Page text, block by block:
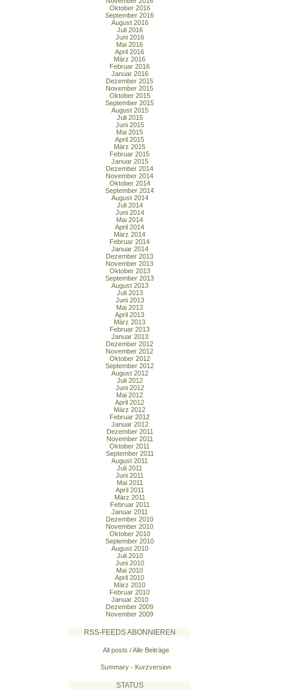
Oktober 2016
September 2016
August 2016
Juli 2016
Juni 2016
Mai 2016
April 2016
März 2016
Februar 2016
Januar 2016
Dezember 2015
November 2015
Oktober 2015
September 2015
August 2015
Juli 2015
Juni 2015
Mai 2015
April 2015
März 2015
Februar 2015
Januar 2015
Dezember 2014
November 2014
Oktober 2014
September 2014
August 2014
Juli 2014
Juni 2014
Mai 2014
April 2014
März 2014
Februar 2014
Januar 2014
Dezember 2013
November 2013
Oktober 2013
September 2013
August 2013
Juli 2013
Juni 2013
Mai 2013
April 2013
März 2013
Februar 2013
Januar 2013
Dezember 2012
November 2012
Oktober 2012
September 2012
August 2012
Juli 2012
Juni 2012
Mai 2012
April 2012
März 2012
Februar 2012
Januar 2012
Dezember 2011
November 2011
Oktober 2011
September 2011
August 2011
Juli 2011
Juni 2011
Mai 2011
April 2011
März 2011
Februar 2011
Januar 2011
Dezember 2010
November 2010
Oktober 2010
September 2010
August 2010
Juli 2010
Juni 2010
Mai 2010
April 2010
März 2010
Februar 2010
Januar 2010
Dezember 2009
November 2009
RSS-FEEDS ABONNIEREN
All posts / Alle Beiträge
Summary - Kurzversion
STATUS